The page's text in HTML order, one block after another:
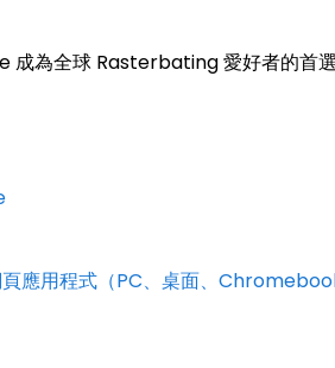
成為全球 Rasterbating 愛好者的首
應用程式（PC、桌面、